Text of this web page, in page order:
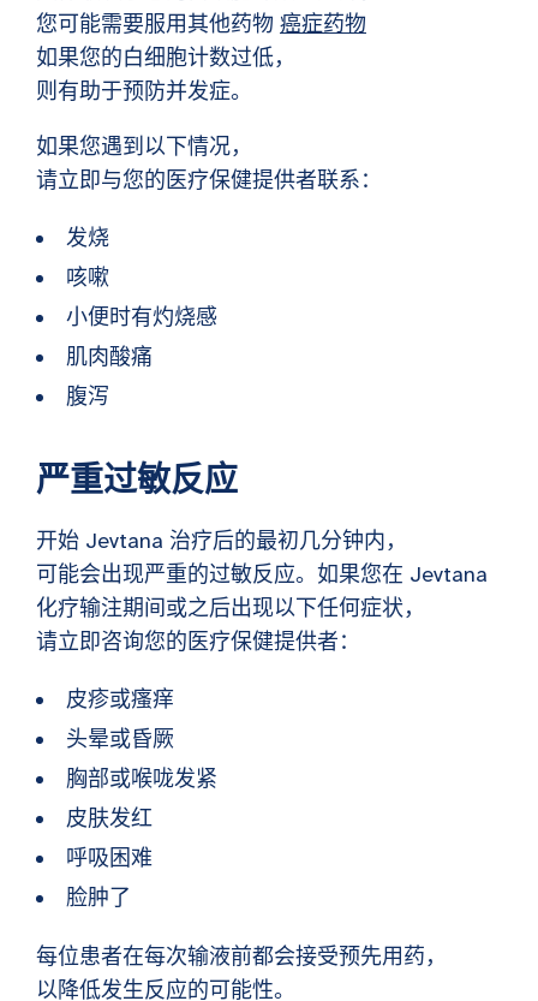
您可能需要服用其他药物 癌症药物
如果您的白细胞计数过低，
则有助于预防并发症。
如果您遇到以下情况，
请立即与您的医疗保健提供者联系：
发烧
咳嗽
小便时有灼烧感
肌肉酸痛
腹泻
严重过敏反应
开始 Jevtana 治疗后的最初几分钟内，
可能会出现严重的过敏反应。如果您在 Jevtana
化疗输注期间或之后出现以下任何症状，
请立即咨询您的医疗保健提供者：
皮疹或瘙痒
头晕或昏厥
胸部或喉咙发紧
皮肤发红
呼吸困难
脸肿了
每位患者在每次输液前都会接受预先用药，
以降低发生反应的可能性。